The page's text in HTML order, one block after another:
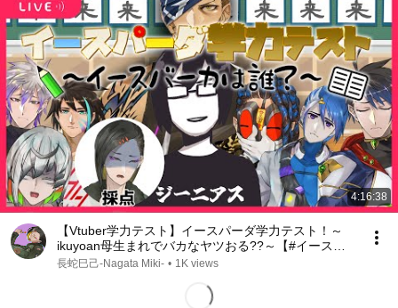
4:16:38
【Vtuber学力テスト】イースパーダ学力テスト！～
ikuyoan母生まれでバカなヤツおる??～【#イースバ
ーカは誰だ】
長蛇巳己-Nagata Miki- • 1K views